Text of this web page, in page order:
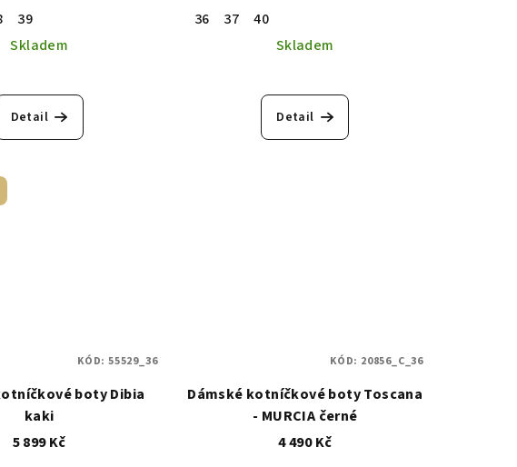
39
Skladem
Detail
36
37
40
Skladem
Detail
boty Dibia
kaki
5 899 Kč
KÓD:55529_36
Dámské kotníčkové boty Toscana
- MURCIA černé
4 490 Kč
KÓD: 20856_C_36